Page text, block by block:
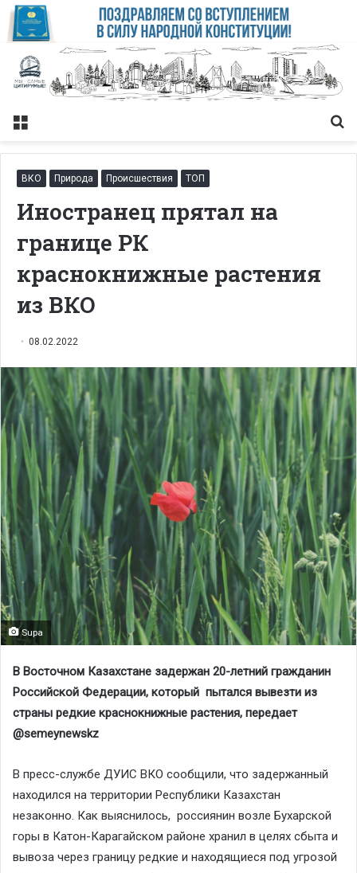
Меню
ВКО Природа Происшествия ТОП
Иностранец прятал на
границе РК
краснокнижные растения
из ВКО
08.02.2022
Supa
В Восточном Казахстане задержан 20-летний гражданин
Российской Федерации, который пытался вывезти из
страны редкие краснокнижные растения, передает
@semeynewskz
В пресс-службе ДУИС ВКО сообщили, что задержанный
находился на территории Республики Казахстан
незаконно. Как выяснилось, россиянин возле Бухарской
горы в Катон-Карагайском районе хранил в целях сбыта и
вывоза через границу редкие и находящиеся под угрозой